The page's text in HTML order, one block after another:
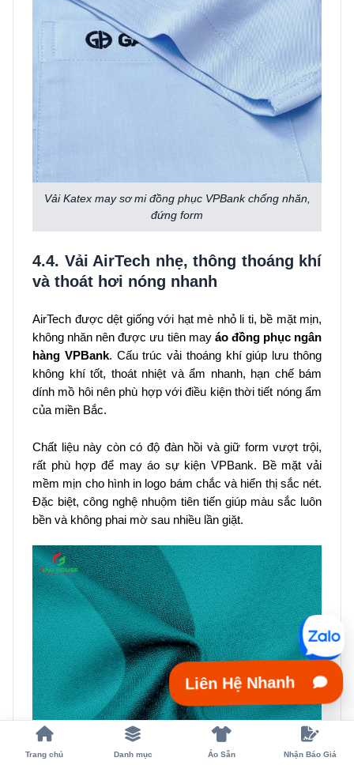
Vải Katex may sơ mi đồng phục VPBank chống nhăn,
đứng form
4.4. Vải AirTech nhẹ, thông thoáng khí
và thoát hơi nóng nhanh
AirTech được dệt giống với hạt mè nhỏ li ti, bề mặt mịn,
không nhăn nên được ưu tiên may áo đồng phục ngân
hàng VPBank. Cấu trúc vải thoáng khí giúp lưu thông
không khí tốt, thoát nhiệt và ẩm nhanh, hạn chế bám
dính mồ hôi nên phù hợp với điều kiện thời tiết nóng ẩm
của miền Bắc.
Chất liệu này còn có độ đàn hồi và giữ form vượt trội,
rất phù hợp để may áo sự kiện VPBank. Bề mặt vải
mềm mịn cho hình in logo bám chắc và hiển thị sắc nét.
Đặc biệt, công nghệ nhuộm tiên tiến giúp màu sắc luôn
bền và không phai mờ sau nhiều lần giặt.
Trang chủ Danh mục Áo Sẵn Nhận Báo Giá
Liên Hệ Nhanh